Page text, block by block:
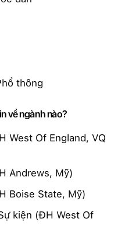
thông
về ngành nào?
West Of England, VQ
Andrews, Mỹ)
Boise State, Mỹ)
kiện (ĐH West Of